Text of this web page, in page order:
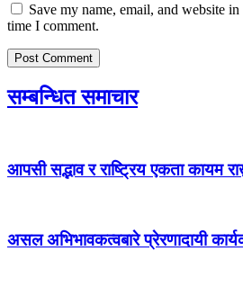
Save my name, email, and website
time I comment.
सम्बन्धित समाचार
आपसी सद्भाव र राष्ट्रिय एकता कायम
असल अभिभावकत्वबारे प्रेरणादायी